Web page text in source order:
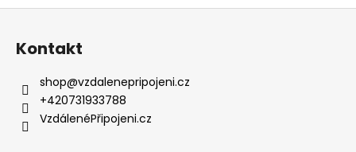
Z
Kontakt
shop@vzdalenepripojeni.cz
+420731933788
VzdálenéPřipojeni.cz